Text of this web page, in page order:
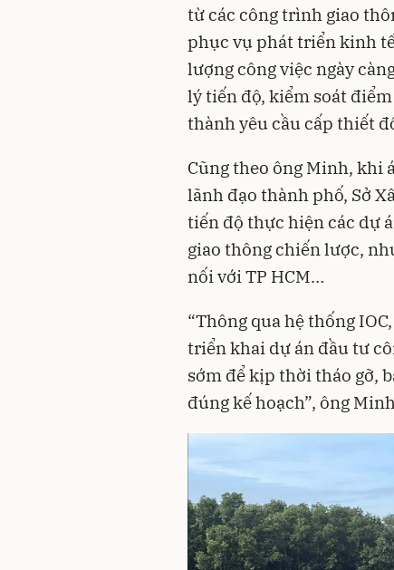
từ các công trình giao
phục vụ phát triển kinh
lượng công việc ngày
lý tiến độ, kiểm soát
thành yêu cầu cấp thiết
Cũng theo ông Minh, khi
lãnh đạo thành phố, Sở
tiến độ thực hiện các dự
giao thông chiến lược,
nối với TP HCM…
“Thông qua hệ thống
triển khai dự án đầu tư
sớm để kịp thời tháo gỡ,
đúng kế hoạch”, ông